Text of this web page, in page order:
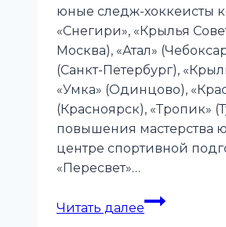
юные следж-хоккеисты
«Снегири», «Крылья
Москва), «Атал»
(Санкт-Петербург),
«Умка» (Одинцово),
(Красноярск), «Тропик»
повышения мастерства
центре спортивной
«Пересвет»…
Читать далее
Детская
сборная